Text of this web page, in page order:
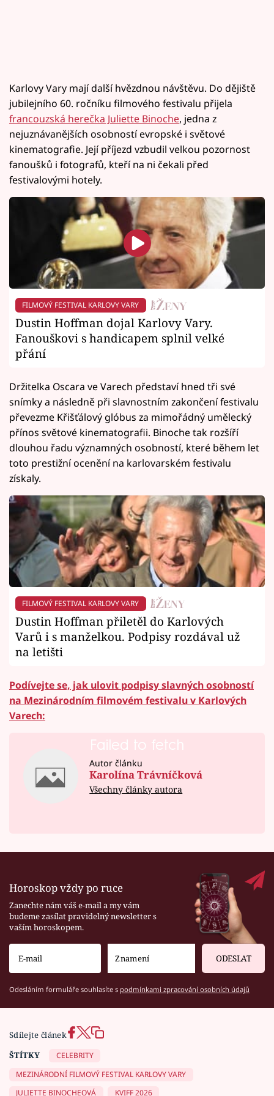
Karlovy Vary mají další hvězdnou návštěvu. Do dějiště
jubilejního 60. ročníku filmového festivalu přijela
francouzská herečka Juliette Binoche, jedna z
nejuznávanějších osobností evropské i světové
kinematografie. Její příjezd vzbudil velkou pozornost
fanoušků i fotografů, kteří na ni čekali před
festivalovými hotely.
FILMOVÝ FESTIVAL KARLOVY VARY
Dustin Hoffman dojal Karlovy Vary.
Fanouškovi s handicapem splnil velké
přání
Držitelka Oscara ve Varech představí hned tři své
snímky a následně při slavnostním zakončení festivalu
převezme Křišťálový glóbus za mimořádný umělecký
přínos světové kinematografii. Binoche tak rozšíří
dlouhou řadu významných osobností, které během let
toto prestižní ocenění na karlovarském festivalu
získaly.
FILMOVÝ FESTIVAL KARLOVY VARY
Dustin Hoffman přiletěl do Karlových
Varů i s manželkou. Podpisy rozdával už
na letišti
Podívejte se, jak ulovit podpisy slavných osobností
na Mezinárodním filmovém festivalu v Karlových
Varech:
Failed to fetch
Autor článku
Karolína Trávníčková
Všechny články autora
Horoskop vždy po ruce
Zanechte nám váš e-mail a my vám
budeme zasílat pravidelný newsletter s
vaším horoskopem.
ODESLAT
Odesláním formuláře souhlasíte s podmínkami zpracování osobních údajů
Sdílejte článek
ŠTÍTKY
CELEBRITY
MEZINÁRODNÍ FILMOVÝ FESTIVAL KARLOVY VARY
JULIETTE BINOCHEOVÁ
KVIFF 2026